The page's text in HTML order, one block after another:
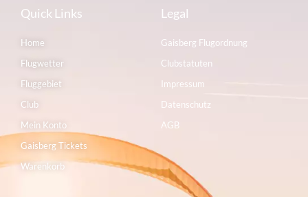
Quick Links
Home
Flugwetter
Fluggebiet
Club
Mein Konto
Gaisberg Tickets
Warenkorb
Legal
Gaisberg Flugordnung
Clubstatuten
Impressum
Datenschutz
AGB